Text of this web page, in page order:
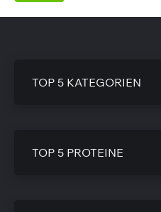
TOP 5 KATEGORIEN
TOP 5 PROTEINE